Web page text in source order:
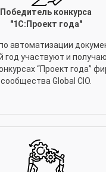
Победитель конкурса
"1С:Проект года"
автоматизации
год участвуют и
“Проект года”
сообщества Global CIO.